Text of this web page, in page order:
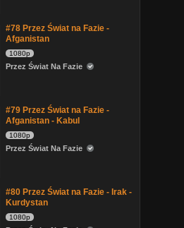
#78 Przez Świat na Fazie -
Afganistan
1080p
Przez Świat Na Fazie
#79 Przez Świat na Fazie -
Afganistan - Kabul
1080p
Przez Świat Na Fazie
#80 Przez Świat na Fazie - Irak -
Kurdystan
1080p